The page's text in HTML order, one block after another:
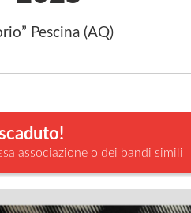
Pescina (AQ)
associazione o dei bandi simili